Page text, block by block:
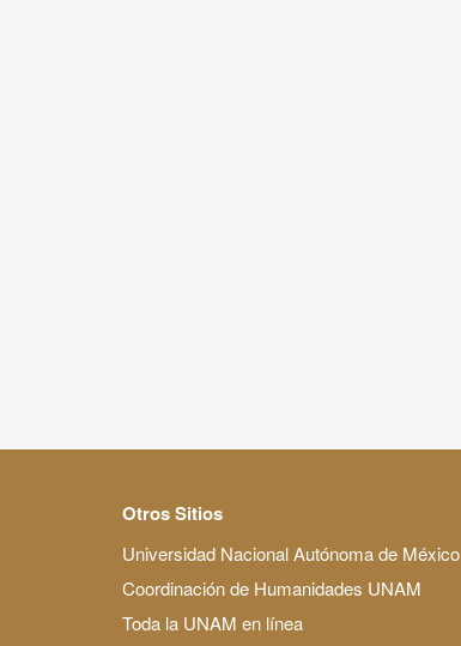
Otros Sitios
Universidad Nacional Autónoma de México
Coordinación de Humanidades UNAM
Toda la UNAM en línea